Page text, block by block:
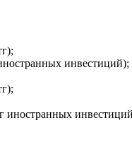
инвестиций);
иностранных